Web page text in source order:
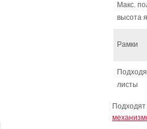
Макс.
высота
Рамки
листы